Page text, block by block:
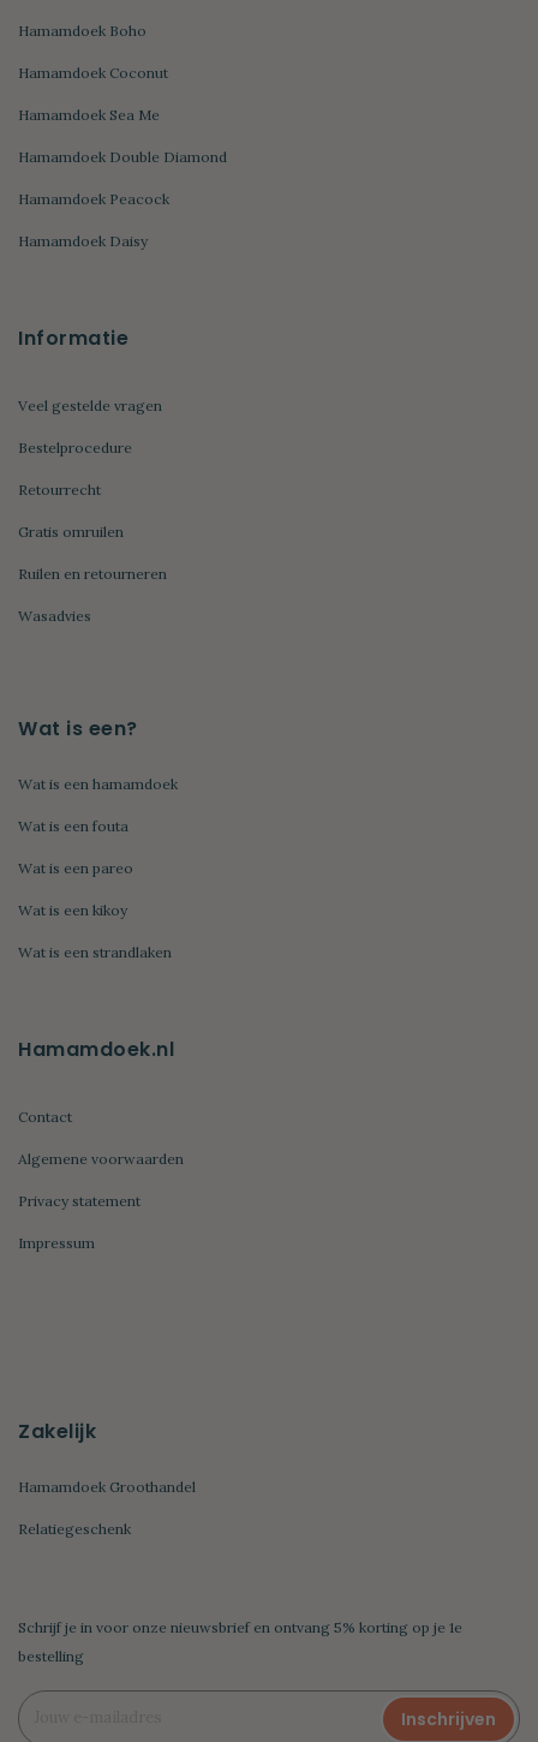
Hamamdoek Boho
Hamamdoek Coconut
Hamamdoek Sea Me
Hamamdoek Double Diamond
Hamamdoek Peacock
Hamamdoek Daisy
Informatie
Veel gestelde vragen
Bestelprocedure
Retourrecht
Gratis omruilen
Ruilen en retourneren
Wasadvies
Wat is een?
Wat is een hamamdoek
Wat is een fouta
Wat is een pareo
Wat is een kikoy
Wat is een strandlaken
Hamamdoek.nl
Contact
Algemene voorwaarden
Privacy statement
Impressum
Zakelijk
Hamamdoek Groothandel
Relatiegeschenk
Schrijf je in voor onze nieuwsbrief en ontvang 5% korting op je 1e
bestelling
Inschrijven